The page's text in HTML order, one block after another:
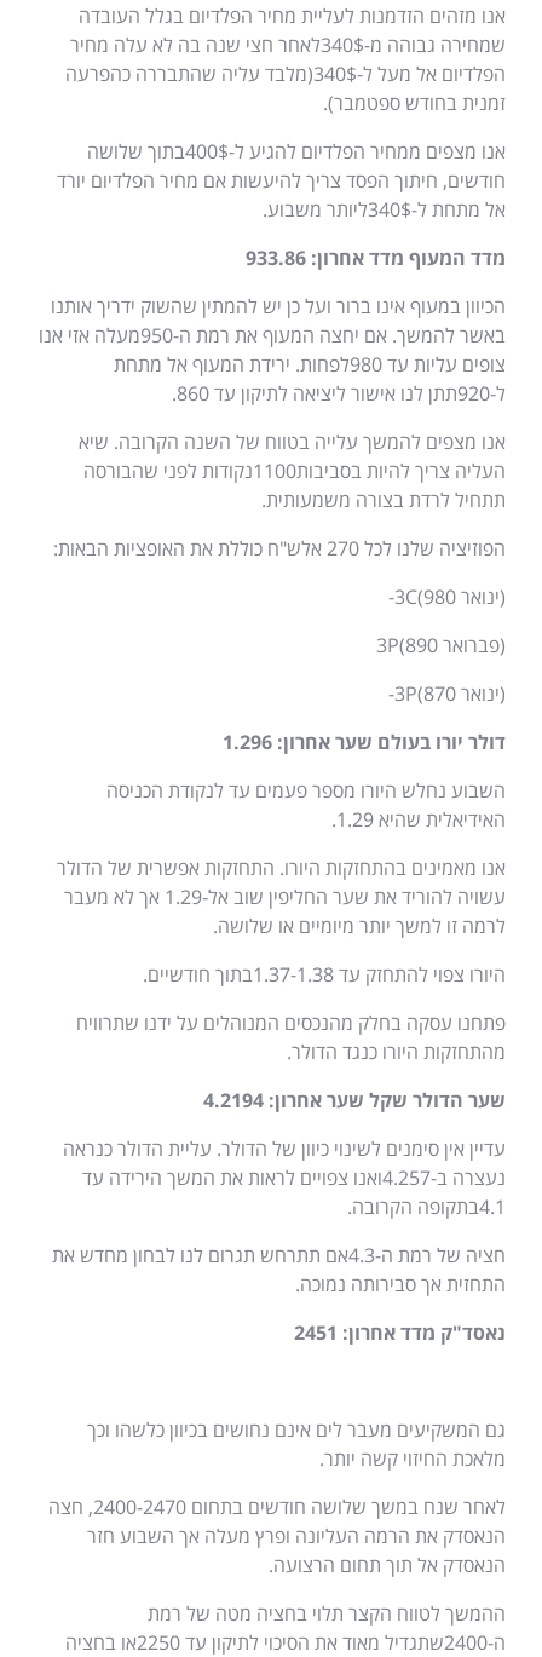
אנו מזהים הזדמנות לעליית מחיר הפלדיום בגלל העובדה
שמחירה גבוהה מ-340$
לאחר חצי שנה בה לא עלה מחיר
הפלדיום אל מעל ל-340$(
מלבד עליה שהתבררה כהפרעה
זמנית בחודש ספטמבר).
אנו מצפים ממחיר הפלדיום להגיע ל-400$
בתוך שלושה
חודשים, חיתוך הפסד צריך להיעשות אם מחיר הפלדיום יורד
אל מתחת ל-340$ ליותר משבוע.
מדד המעוף מדד אחרון: 933.86
הכיוון במעוף אינו ברור ועל כן יש להמתין שהשוק ידריך אותנו
באשר להמשך. אם יחצה המעוף את רמת ה-950
מעלה אזי אנו
צופים עליות עד980לפחות. ירידת המעוף אל מתחת
ל-920 תתן לנו אישור ליציאה לתיקון עד860.
אנו מצפים להמשך עלייה בטווח של השנה הקרובה. שיא
העליה צריך להיות בסביבות1100נקודות לפני שהבורסה
תתחיל לרדת בצורה משמעותית.
הפוזיציה שלנו לכל270 אלש"ח כוללת את האופציות הבאות:
(ינואר3C(980-
(פברואר3P(890
(ינואר3P(870-
דולר יורו בעולם שער אחרון: 1.296
השבוע נחלש היורו מספר פעמים עד לנקודת הכניסה
האידיאלית שהיא1.29.
אנו מאמינים בהתחזקות היורו. התחזקות אפשרית של הדולר
עשויה להוריד את שער החליפין שוב אל-1.29
אך לא מעבר
לרמה זו למשך יותר מיומיים או שלושה.
היורו צפוי להתחזק עד1.37-1.38בתוך חודשיים.
פתחנו עסקה בחלק מהנכסים המנוהלים על ידנו שתרוויח
מהתחזקות היורו כנגד הדולר.
שער הדולר שקל שער אחרון: 4.2194
עדיין אין סימנים לשינוי כיוון של הדולר. עליית הדולר כנראה
נעצרה ב-4.257
ואנו צפויים לראות את המשך הירידה עד
4.1בתקופה הקרובה.
חציה של רמת ה-4.3
אם תתרחש תגרום לנו לבחון מחדש את
התחזית אך סבירותה נמוכה.
נאסד"ק מדד אחרון: 2451
גם המשקיעים מעבר לים אינם נחושים בכיוון כלשהו וכך
מלאכת החיזוי קשה יותר.
לאחר שנח במשך שלושה חודשים בתחום 2400-2470, חצה
הנאסדק את הרמה העליונה ופרץ מעלה אך השבוע חזר
הנאסדק אל תוך תחום הרצועה.
ההמשך לטווח הקצר תלוי בחציה מטה של רמת
ה-2400 שתגדיל מאוד את הסיכוי לתיקון עד2250או בחציה